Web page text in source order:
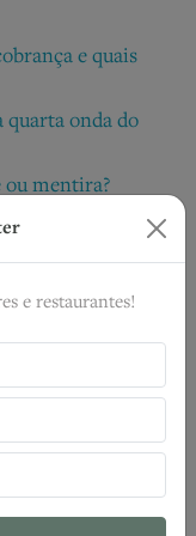
e quais
quarta onda do
ou mentira?
e restaurantes!